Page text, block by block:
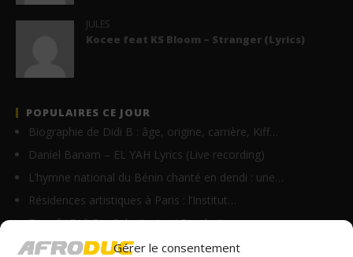
Gérer le consentement
JULES
Kocee feat KS Bloom – Stranger (Lyrics)
POPULAIRES CE JOUR
Biographie de Didi B : âge, origine, carrière, Kiff…
Daniel Banam – EL YAH Lyrics (Live recording)
L’hymne national du Bénin chanté en dendi : une…
Résidences artistiques à Paris : l’Institut…
Tayc ft. Didi B – Salo (Lyrics / Paroles)
Paki Chenzu – Soldat (Lyrics)